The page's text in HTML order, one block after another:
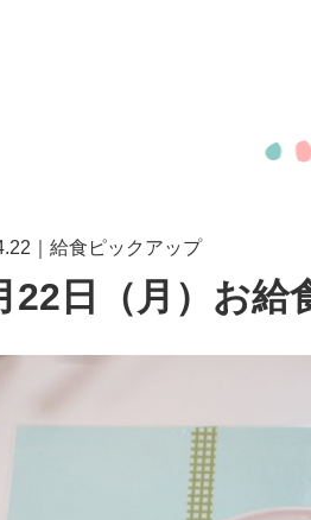
｜給食ピックアップ
22日（月）お給